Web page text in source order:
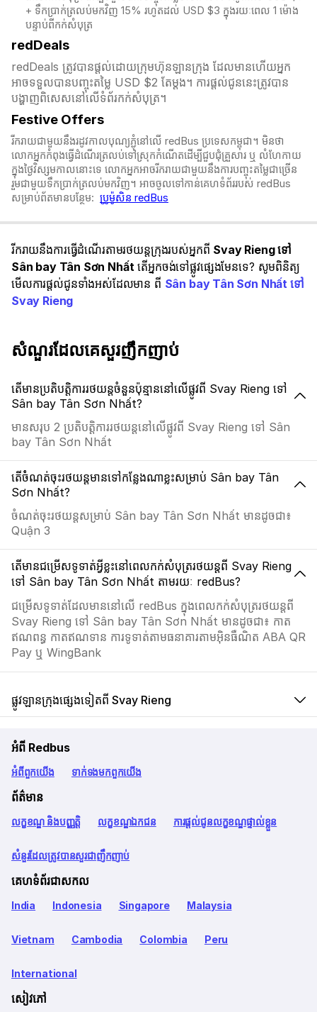
+ ទឹកប្រាក់ត្រលប់មកវិញ 15% រហូតដល់ USD $3 ក្នុងរយៈពេល 1 ម៉ោង
បន្ទាប់ពីកក់សំបុត្
redDeals
redDeals ត្រូវបានផ្តល់ដោយក្រុមហ៊ុនឡានក្រុង ដែលមានហើយអ្នក
អាចទទួលបានបញ្ចុះតម្លៃ USD $2 តែម្ដង។ ការផ្តល់ជូននេះត្រូវបាន
បង្ហាញពិសេសនៅលើទំព័រកក់សំបុត្រ។​​
Festive Offers
រីករាយជាមួយនឹងរដូវកាលបុណ្យភ្ជុំ​នៅលើ redBus ប្រទេសកម្ពុជា។ មិនថា
លោកអ្នកកំពុងធ្វើដំណើរត្រលប់ទៅស្រុកកំណើតដើម្បីជួបជុំគ្រួសារ ឬ លំហែកាយ
ក្នុងថ្ងៃវិស្សមកាលនោះទេ លោកអ្នកអាចរីករាយជាមួយនឹងការបញ្ចុះតម្លៃជាច្រើន
រួមជាមួយទឹកប្រាក់ត្រលប់មកវិញ។ អាចចូលទៅកាន់គេហទំព័ររបស់ redBus
សម្រាប់ព័តមានបន្ថែម: ប្រូម៉ូសិន redBus
រីករាយនឹងការធ្វើដំណើរតាមរថយន្តក្រុងរបស់អ្នកពី Svay Rieng ទៅ
Sân bay Tân Sơn Nhấtតើអ្នកចង់ទៅផ្លូវផ្សេងមែនទេ? សូមពិនិត្យ
មើលការផ្តល់ជូនទាំងអស់ដែលមាន ពី Sân bay Tân Sơn Nhất ទៅ
Svay Rieng
សំណួរដែលគេសួរញឹកញាប់
តើមានប្រតិបត្តិការរថយន្តចំនួនប៉ុន្មាននៅលើផ្លូវពី Svay Rieng ទៅ
Sân bay Tân Sơn Nhất?
មានសរុប 2 ប្រតិបត្តិការរថយន្តនៅលើផ្លូវពី Svay Rieng ទៅ Sân
bay Tân Sơn Nhất
តើចំំណត់ចុះរថយន្តមានទៅកន្លែងណាខ្លះសម្រាប់ Sân bay Tân
Sơn Nhất?
ចំណត់ចុះរថយន្តសម្រាប់ Sân bay Tân Sơn Nhất មានដូចជា៖
Quận 3
តើមានជម្រើសទូទាត់អ្វីខ្លះនៅពេលកក់សំបុត្ររថយន្តពី Svay Rieng
ទៅ Sân bay Tân Sơn Nhất តាមរយៈ redBus?
ជម្រើសទូទាត់ដែលមាននៅលើ redBus ក្នុងពេលកក់សំបុត្ររថយន្តពី
Svay Rieng ទៅ Sân bay Tân Sơn Nhất មានដូចជា៖ កាត
ឥណពន្ធ កាតឥណទាន ការទូទាត់តាមធនាគារតាមអ៊ិនធឺណិត ABA QR
Pay ឬ WingBank
ផ្លូវឡានក្រុងផ្សេងទៀតពី Svay Rieng
អំពី Redbus
អំពី​ពួក​យើង ទាក់ទង​មក​ពួក​យើង
ព័ត៌មាន
លក្ខខណ្ឌ និងបញ្ញត្តិ លក្ខខណ្ឌឯកជន ការផ្តល់ជូនលក្ខខណ្ឌផ្ទាល់ខ្លួន
សំនួរដែលត្រូវបានសួរជាញឹកញាប់
គេហទំព័រជាសកល
India Indonesia Singapore Malaysia
Vietnam Cambodia Colombia Peru
International
សៀវភៅ